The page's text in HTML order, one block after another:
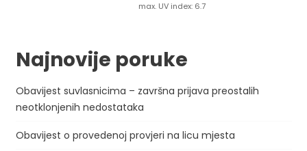
max. UV index: 6.7
Najnovije poruke
Obavijest suvlasnicima – završna prijava preostalih
neotklonjenih nedostataka
Obavijest o provedenoj provjeri na licu mjesta